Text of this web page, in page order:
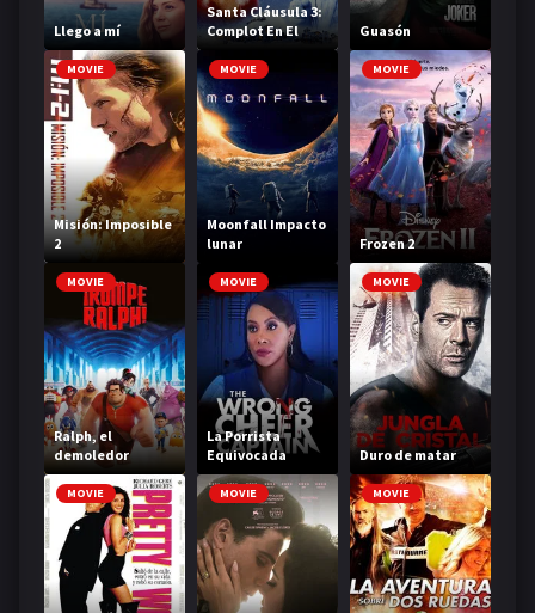
Llego a mí
Santa Cláusula 3:
Complot En El
Guasón
MOVIE
Misión: Imposible
2
MOVIE
Moonfall Impacto
lunar
MOVIE
Frozen 2
MOVIE
Ralph, el
demoledor
MOVIE
La Porrista
Equivocada
MOVIE
Duro de matar
MOVIE MOVIE MOVIE